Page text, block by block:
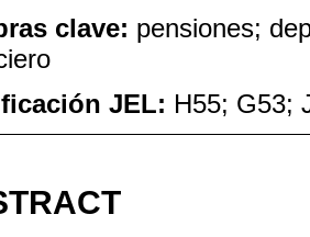
clave: pensiones;
JEL: H55; G53;